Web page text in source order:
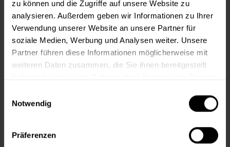
zu können und die Zugriffe auf unsere Website zu
analysieren. Außerdem geben wir Informationen zu Ihrer
Verwendung unserer Website an unsere Partner für
soziale Medien, Werbung und Analysen weiter. Unsere
Partner führen diese Informationen möglicherweise mit
weiteren Daten zusammen, die Sie ihnen bereitgestellt
Notwendig
Präferenzen
0,75 Liter 103,32 € / 1 Liter
262,49 €
87,50 € / 1 Liter